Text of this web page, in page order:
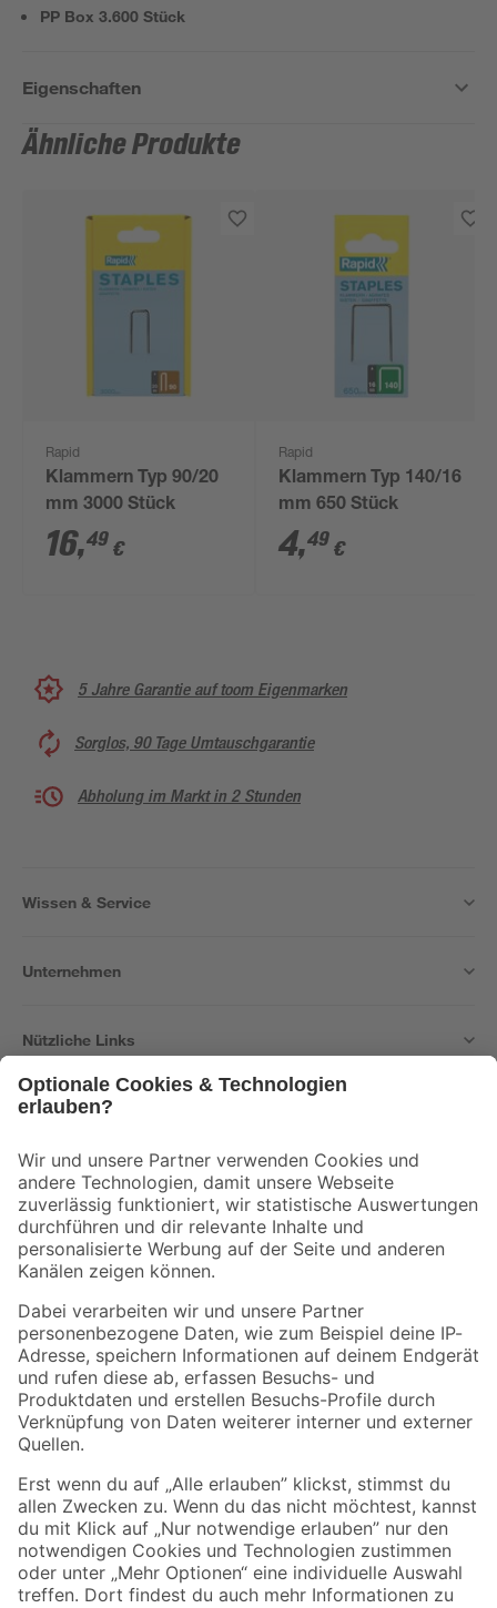
PP Box 3.600 Stück
Eigenschaften
Ähnliche Produkte
Rapid
Klammern Typ 90/20
mm 3000 Stück
16,49 €
Rapid
Klammern Typ 140/16
mm 650 Stück
4,49 €
5 Jahre Garantie auf toom Eigenmarken
Sorglos, 90 Tage Umtauschgarantie
Abholung im Markt in 2 Stunden
Wissen & Service
Unternehmen
Nützliche Links
Der toom Newsletter: Keine Angebote und Aktionen mehr verpassen!
Zur Newsletter Anmeldung
Folge uns
Zahlungsarten Versandarten
Sicher einkaufen
Jetzt die toom-App herunterladen